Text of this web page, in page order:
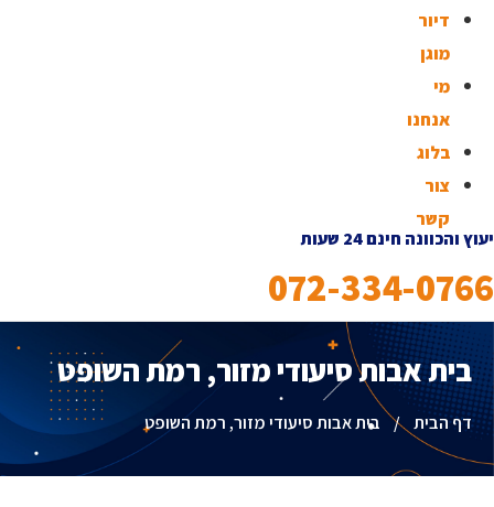
דיור
מוגן
מי
אנחנו
בלוג
צור
קשר
יעוץ והכוונה חינם 24 שעות
072-334-0766
בית אבות סיעודי מזור, רמת השופט
דף הבית / בית אבות סיעודי מזור, רמת השופט